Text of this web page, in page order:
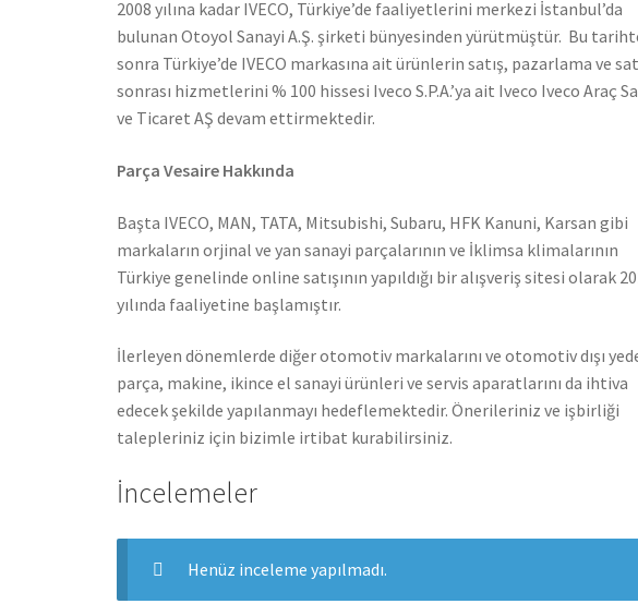
2008 yılına kadar IVECO, Türkiye’de faaliyetlerini merkezi İstanbul’da
bulunan Otoyol Sanayi A.Ş. şirketi bünyesinden yürütmüştür. Bu
sonra Türkiye’de IVECO markasına ait ürünlerin satış, pazarlama ve
sonrası hizmetlerini % 100 hissesi Iveco S.P.A.’ya ait Iveco Iveco Araç
ve Ticaret AŞ devam ettirmektedir.
Parça Vesaire Hakkında
Başta IVECO, MAN, TATA, Mitsubishi, Subaru, HFK Kanuni, Karsan gibi
markaların orjinal ve yan sanayi parçalarının ve İklimsa klimalarının
Türkiye genelinde online satışının yapıldığı bir alışveriş sitesi olarak
yılında faaliyetine başlamıştır.
İlerleyen dönemlerde diğer otomotiv markalarını ve otomotiv dışı
parça, makine, ikince el sanayi ürünleri ve servis aparatlarını da ihtiva
edecek şekilde yapılanmayı hedeflemektedir. Önerileriniz ve işbirliği
talepleriniz için bizimle irtibat kurabilirsiniz.
İncelemeler
Henüz inceleme yapılmadı.